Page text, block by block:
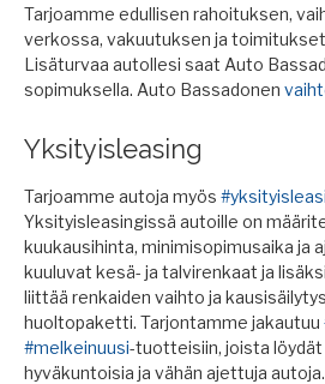
Tarjoamme edullisen rahoituksen,
verkossa, vakuutuksen ja
Lisäturvaa autollesi saat Auto
sopimuksella. Auto Bassadonen
Yksityisleasing
Tarjoamme autoja myös
Yksityisleasingissä autoille on
kuukausihinta, minimisopimusaika ja
kuuluvat kesä- ja talvirenkaat ja
liittää renkaiden vaihto ja
huoltopaketti. Tarjontamme jakautuu
#melkeinuusi-tuotteisiin, joista löydät
hyväkuntoisia ja vähän ajettuja autoja.